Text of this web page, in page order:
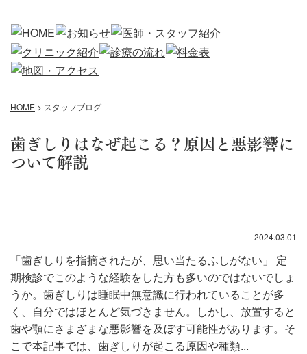
HOME > スタッフブログ
歯ぎしりはなぜ起こる？原因と悪影響に
ついて解説
2024.03.01
「歯ぎしりを指摘されたが、思い当たるふしがない」 定
期検診でこのような経験をした方も多いのではないでしょ
うか。歯ぎしりは睡眠中無意識に行われていることが多
く、自分ではほとんど気づきません。しかし、放置すると
歯や顎にさまざまな悪影響を及ぼす可能性があります。そ
こで本記事では、歯ぎしりが起こる原因や種類...